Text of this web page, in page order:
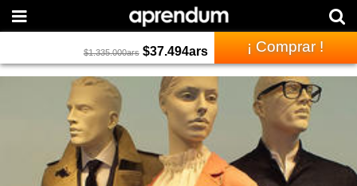
$1.335.000ars $37.494ars ¡ Comprar !